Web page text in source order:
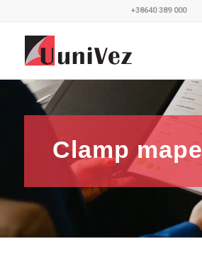
+38640 389 000
Clamp mape